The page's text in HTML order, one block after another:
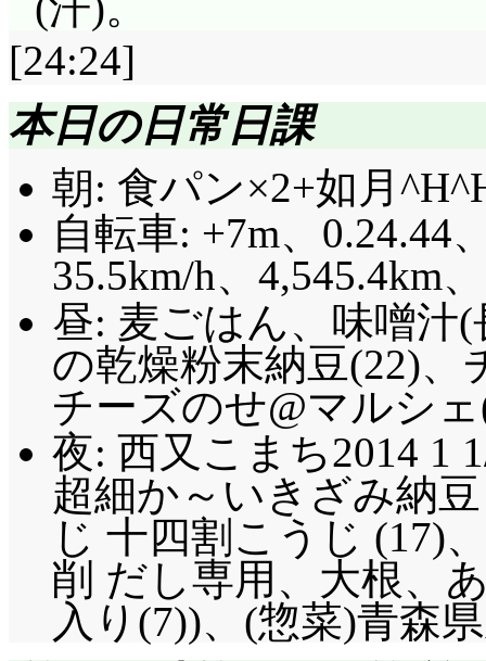
乗り出ない占い部「
わ」名乗ったら標的
には名乗るメリット
「あたし、占ったん
なかったです」「お
を目の敵にするわね!
も言ってるじゃない!
費できるのは初回の
れ、葵と陽菜が両方
番という最悪パター
合、真の占い部員(ま
合狼だと解るけど、
しまうので、名乗り
が真の占い部員とす
こと確定で、百合狼
[24:24]
本日の日常日課
朝: 食パン×2+如月
自転車: +7m、0.24.44
35.5km/h、4,545.4km
昼: 麦ごはん、味噌汁
の乾燥粉末納豆(22)
チーズのせ@マルシ
夜: 西又こまち2014 1
超細か～いきざみ納
じ 十四割こうじ (17)
削 だし専用、大根、
入り(7))、(惣菜)青森